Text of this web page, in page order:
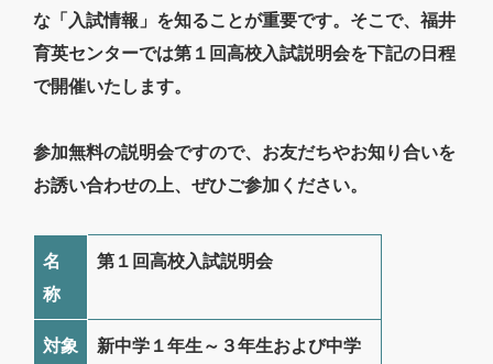
な「入試情報」を知ることが重要です。そこで、福井
育英センターでは第１回高校入試説明会を下記の日程
で開催いたします。
参加無料の説明会ですので、お友だちやお知り合いを
お誘い合わせの上、ぜひご参加ください。
名
称
第１回高校入試説明会
対象
新中学１年生～３年生および中学